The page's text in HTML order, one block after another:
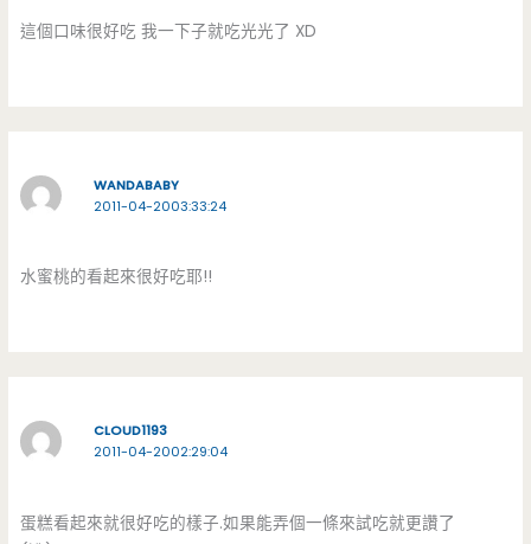
這個口味很好吃 我一下子就吃光光了 XD
WANDABABY
2011-04-2003:33:24
水蜜桃的看起來很好吃耶!!
CLOUD1193
2011-04-2002:29:04
蛋糕看起來就很好吃的樣子.如果能弄個一條來試吃就更讚了